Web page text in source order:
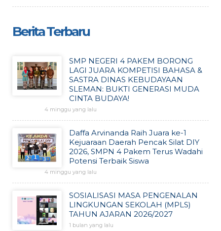
Berita Terbaru
SMP NEGERI 4 PAKEM BORONG
LAGI JUARA KOMPETISI BAHASA &
SASTRA DINAS KEBUDAYAAN
SLEMAN: BUKTI GENERASI MUDA
CINTA BUDAYA!
4 minggu yang lalu
Daffa Arvinanda Raih Juara ke-1
Kejuaraan Daerah Pencak Silat DIY
2026, SMPN 4 Pakem Terus Wadahi
Potensi Terbaik Siswa
4 minggu yang lalu
SOSIALISASI MASA PENGENALAN
LINGKUNGAN SEKOLAH (MPLS)
TAHUN AJARAN 2026/2027
1 bulan yang lalu